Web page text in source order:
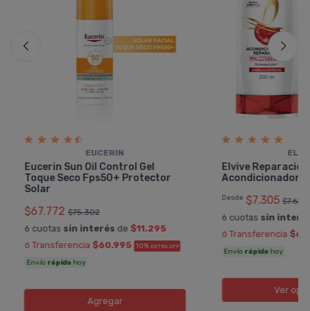
EUCERIN
Eucerin Sun Oil Control Gel
Toque Seco Fps50+ Protector
Solar
$67.772 $75.302
6 cuotas sin interésde $11.295
ó Transferencia $60.995 10% EXTRA OFF
Envío rápidohoy
Agregar
Elvive
Acondicionador
Desde $7.305 $7.689
6 cuotas sin
ó Transferencia
Envío rápido hoy
Ver